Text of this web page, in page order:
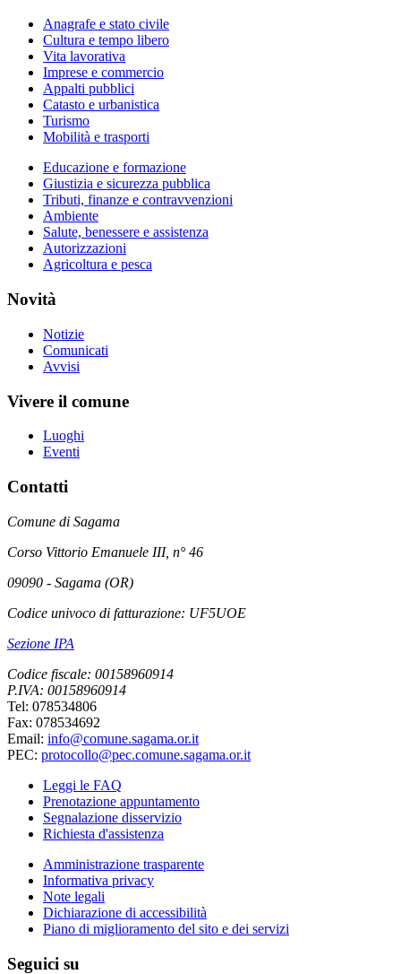
Anagrafe e stato civile
Cultura e tempo libero
Vita lavorativa
Imprese e commercio
Appalti pubblici
Catasto e urbanistica
Turismo
Mobilità e trasporti
Educazione e formazione
Giustizia e sicurezza pubblica
Tributi, finanze e contravvenzioni
Ambiente
Salute, benessere e assistenza
Autorizzazioni
Agricoltura e pesca
Novità
Notizie
Comunicati
Avvisi
Vivere il comune
Luoghi
Eventi
Contatti
Comune di Sagama
Corso Vittorio Emanuele III, n° 46
09090 - Sagama (OR)
Codice univoco di fatturazione: UF5UOE
Sezione IPA
Codice fiscale: 00158960914
P.IVA: 00158960914
Tel: 078534806
Fax: 078534692
Email: info@comune.sagama.or.it
PEC: protocollo@pec.comune.sagama.or.it
Leggi le FAQ
Prenotazione appuntamento
Segnalazione disservizio
Richiesta d'assistenza
Amministrazione trasparente
Informativa privacy
Note legali
Dichiarazione di accessibilità
Piano di miglioramento del sito e dei servizi
Seguici su